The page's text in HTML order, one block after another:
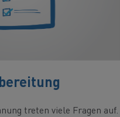
treten viele Fragen auf.